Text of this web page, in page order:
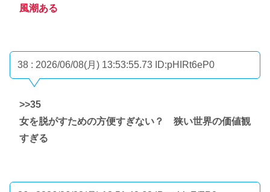
風潮ある
38 : 2026/06/08(月) 13:53:55.73 ID:pHIRt6eP0
>>35
女を脱がすための方便すぎない？ 狭い世界の価値観
すぎる